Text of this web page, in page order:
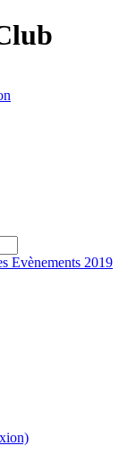
Evènements 2019